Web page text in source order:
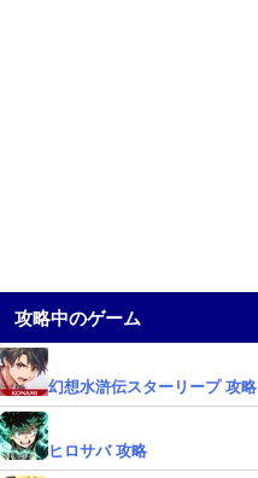
攻略中のゲーム
幻想水滸伝スターリープ 攻略
ヒロサバ 攻略